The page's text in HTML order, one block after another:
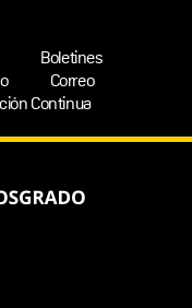
Boletines
Correo
Continua